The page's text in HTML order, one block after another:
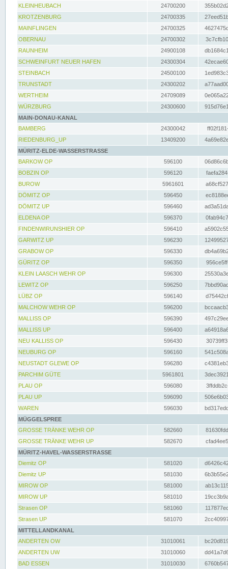
KLEINHEUBACH 24700200
KROTZENBURG
24700335
MAINFLINGEN
24700325
OBERNAU
24700302
RAUNHEIM
24900108
SCHWEINFURT NEUER HAFEN
24300304
STEINBACH
24500100
TRUNSTADT
24300202
WERTHEIM
24709089
WÜRZBURG
24300600
MAIN-DONAU-KANAL
BAMBERG
24300042
RIEDENBURG_UP
13409200
MÜRITZ-ELDE-WASSERSTRASSE
BARKOW OP
596100
BOBZIN OP
596120
BUROW
5961601
DÖMITZ OP
596450
DÖMITZ UP
596460
ELDENA OP
596370
FINDENWIRUNSHIER OP
596410
GARWITZ UP
596230
GRABOW OP
596330
GÜRITZ OP
596350
KLEIN LAASCH WEHR OP
596300
LEWITZ OP
596250
LÜBZ OP
596140
MALCHOW WEHR OP
596200
MALLISS OP
596390
MALLISS UP
596400
NEU KALLISS OP
596430
NEUBURG OP
596160
NEUSTADT GLEWE OP
596280
PARCHIM GÜTE
5961801
PLAU OP
596080
PLAU UP
596090
WAREN
596030
MÜGGELSPREE
GROSSE TRÄNKE WEHR OP
582660
GROSSE TRÄNKE WEHR UP
582670
MÜRITZ-HAVEL-WASSERSTRASSE
Diemitz OP
581020
Diemitz UP
581030
MIROW OP
581000
MIROW UP
581010
Strasen OP
581060
Strasen UP
581070
MITTELLANDKANAL
ANDERTEN OW
31010061
ANDERTEN UW
31010060
BAD ESSEN
31010030